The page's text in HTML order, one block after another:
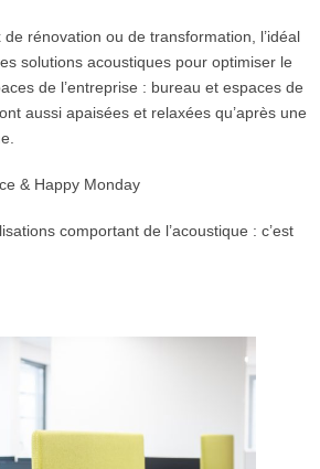
rénovation ou de transformation, l’idéal
solutions acoustiques pour optimiser le
de l’entreprise : bureau et espaces de
aussi apaisées et relaxées qu’après une
& Happy Monday
comportant de l’acoustique : c’est